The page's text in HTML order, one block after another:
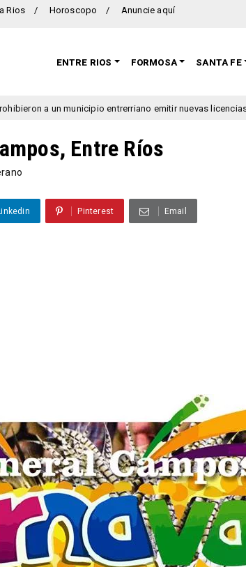
Rios Horoscopo Anuncie aquí
ENTRE RIOS FORMOSA SANTA FE
un municipio entrerriano emitir nuevas licencias de
Entre Ríos
Pinterest Email